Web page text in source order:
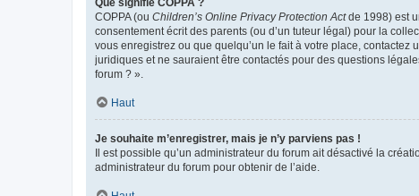
Que signifie COPPA ?
COPPA (ou Children’s Online Privacy Protection Actde 1998) est
consentement écrit des parents (ou d’un tuteur légal) pour la
vous enregistrez ou que quelqu’un le fait à votre place,
juridiques et ne sauraient être contactés pour des questions
forum ? ».
Haut
Je souhaite m’enregistrer, mais je n’y parviens pas !
Il est possible qu’un administrateur du forum ait désactivé la
administrateur du forum pour obtenir de l’aide.